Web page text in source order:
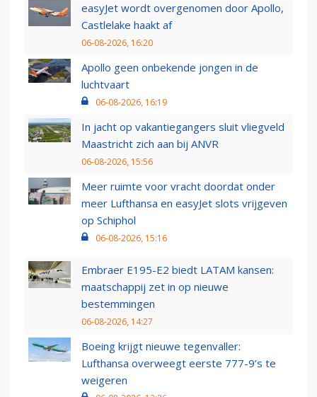
easyJet wordt overgenomen door Apollo,
Castlelake haakt af
06-08-2026, 16:20
Apollo geen onbekende jongen in de
luchtvaart
06-08-2026, 16:19
In jacht op vakantiegangers sluit vliegveld
Maastricht zich aan bij ANVR
06-08-2026, 15:56
Meer ruimte voor vracht doordat onder
meer Lufthansa en easyJet slots vrijgeven
op Schiphol
06-08-2026, 15:16
Embraer E195-E2 biedt LATAM kansen:
maatschappij zet in op nieuwe
bestemmingen
06-08-2026, 14:27
Boeing krijgt nieuwe tegenvaller:
Lufthansa overweegt eerste 777-9’s te
weigeren